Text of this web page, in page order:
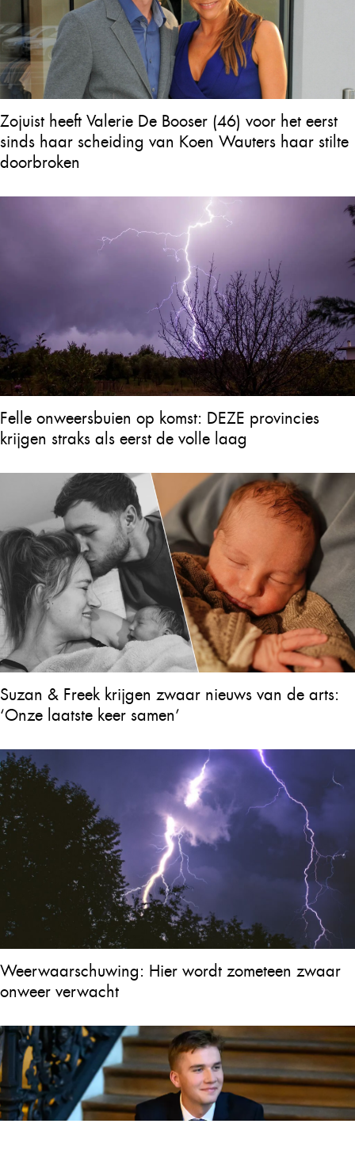
Zojuist heeft Valerie De Booser (46) voor het eerst
sinds haar scheiding van Koen Wauters haar stilte
doorbroken
Felle onweersbuien op komst: DEZE provincies
krijgen straks als eerst de volle laag
Suzan & Freek krijgen zwaar nieuws van de arts:
‘Onze laatste keer samen’
Weerwaarschuwing: Hier wordt zometeen zwaar
onweer verwacht